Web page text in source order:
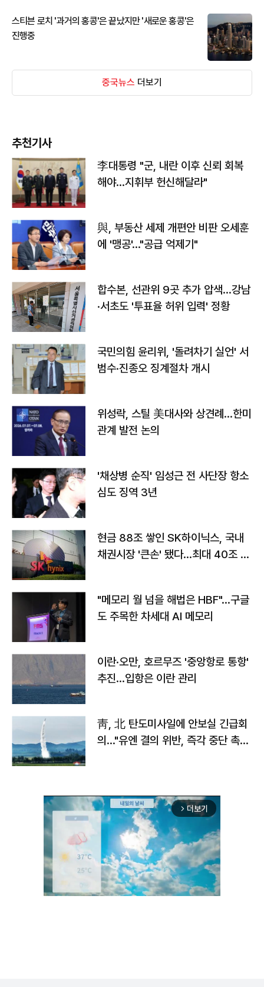
스티븐 로치 '과거의 홍콩'은 끝났지만 '새로운 홍콩'은
진행중
중국뉴스 더보기
추천기사
李대통령 "군, 내란 이후 신뢰 회복
해야…지휘부 헌신해달라"
與, 부동산 세제 개편안 비판 오세훈
에 '맹공'…"공급 억제기"
합수본, 선관위 9곳 추가 압색…강남
·서초도 '투표율 허위 입력' 정황
국민의힘 윤리위, '돌려차기 실언' 서
범수·진종오 징계절차 개시
위성락, 스틸 美대사와 상견례…한미
관계 발전 논의
'채상병 순직' 임성근 전 사단장 항소
심도 징역 3년
현금 88조 쌓인 SK하이닉스, 국내
채권시장 '큰손' 됐다…최대 40조 투
"메모리 월 넘을 해법은 HBF"…구글
도 주목한 차세대 AI 메모리
이란·오만, 호르무즈 '중앙항로 통항'
추진…입항은 이란 관리
靑, 北 탄도미사일에 안보실 긴급회
의…"유엔 결의 위반, 즉각 중단 촉
arrow_forward_ios 더보기